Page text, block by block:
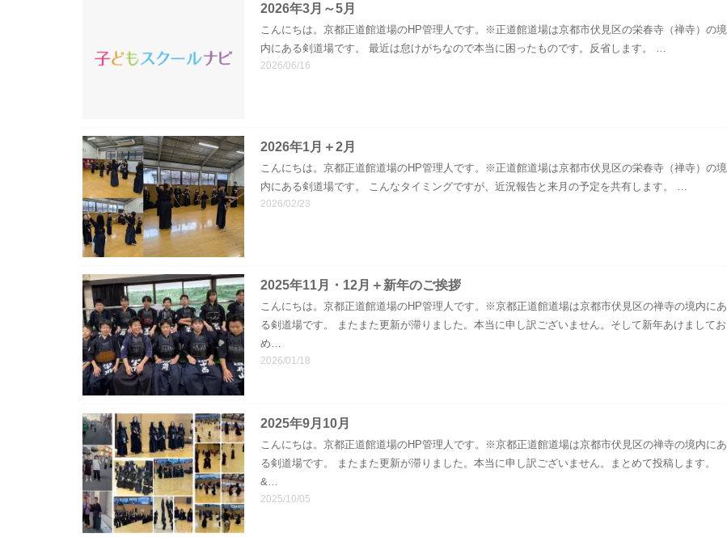
2026年3月～5月
こんにちは。京都正道館道場のHP管理人です。※正道館道場は京都市伏見区の栄春寺（禅寺）の境
内にある剣道場です。 最近は怠けがちなので本当に困ったものです。反省します。 …
2026/06/16
2026年1月＋2月
こんにちは。京都正道館道場のHP管理人です。※正道館道場は京都市伏見区の栄春寺（禅寺）の境
内にある剣道場です。 こんなタイミングですが、近況報告と来月の予定を共有します。 …
2026/02/23
2025年11月・12月＋新年のご挨拶
こんにちは。京都正道館道場のHP管理人です。※京都正道館道場は京都市伏見区の禅寺の境内にあ
る剣道場です。 またまた更新が滞りました。本当に申し訳ございません。そして新年あけましてお
め…
2026/01/18
2025年9月10月
こんにちは。京都正道館道場のHP管理人です。※京都正道館道場は京都市伏見区の禅寺の境内にあ
る剣道場です。 またまた更新が滞りました。本当に申し訳ございません。まとめて投稿します。
&…
2025/10/05